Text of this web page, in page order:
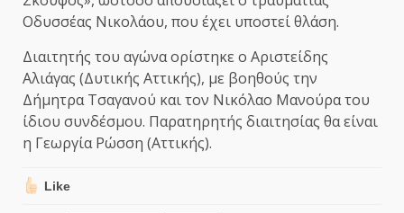
Οδυσσέας Νικολάου, που έχει υποστεί θλάση.
Διαιτητής του αγώνα ορίστηκε ο Αριστείδης
Αλιάγας (Δυτικής Αττικής), με βοηθούς την
Δήμητρα Τσαγανού και τον Νικόλαο Μανούρα του
ίδιου συνδέσμου. Παρατηρητής διαιτησίας θα είναι
η Γεωργία Ρώσση (Αττικής).
Like